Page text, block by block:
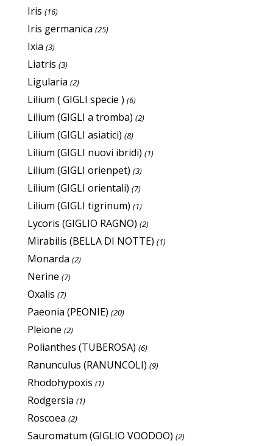
Iris (16)
Iris germanica (25)
Ixia (3)
Liatris (3)
Ligularia (2)
Lilium ( GIGLI specie ) (6)
Lilium (GIGLI a tromba) (2)
Lilium (GIGLI asiatici) (8)
Lilium (GIGLI nuovi ibridi) (1)
Lilium (GIGLI orienpet) (3)
Lilium (GIGLI orientali) (7)
Lilium (GIGLI tigrinum) (1)
Lycoris (GIGLIO RAGNO) (2)
Mirabilis (BELLA DI NOTTE) (1)
Monarda (2)
Nerine (7)
Oxalis (7)
Paeonia (PEONIE) (20)
Pleione (2)
Polianthes (TUBEROSA) (6)
Ranunculus (RANUNCOLI) (9)
Rhodohypoxis (1)
Rodgersia (1)
Roscoea (2)
Sauromatum (GIGLIO VOODOO) (2)